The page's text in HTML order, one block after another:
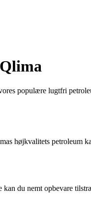
populære lugtfri
højkvalitets petroleum
kan du nemt opbevare